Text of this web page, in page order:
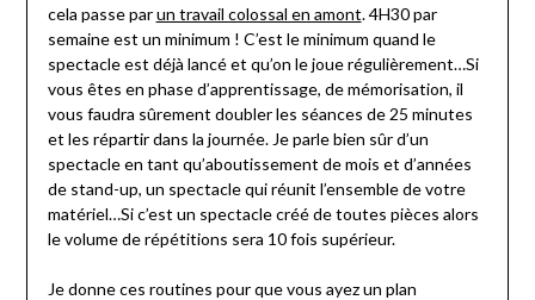
cela passe parun travail colossal en amont. 4H30 par
semaine est un minimum ! C’est le minimum quand le
spectacle est déjà lancé et qu’on le joue régulièrement…Si
vous êtes en phase d’apprentissage, de mémorisation, il
vous faudra sûrement doubler les séances de 25 minutes
et les répartir dans la journée. Je parle bien sûr d’un
spectacle en tant qu’aboutissement de mois et d’années
de stand-up, un spectacle qui réunit l’ensemble de votre
matériel…Si c’est un spectacle créé de toutes pièces alors
le volume de répétitions sera 10 fois supérieur.
Je donne ces routines pour que vous ayez un plan